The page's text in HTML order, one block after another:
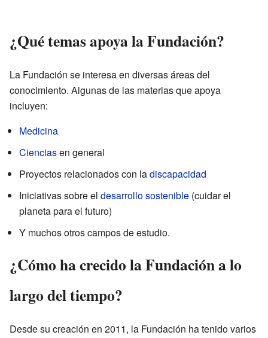
¿Qué temas apoya la Fundación?
La Fundación se interesa en diversas áreas del
conocimiento. Algunas de las materias que apoya
incluyen:
Medicina
Cienciasen general
Proyectos relacionados con ladiscapacidad
Iniciativas sobre el desarrollo sostenible (cuidar el
planeta para el futuro)
Y muchos otros campos de estudio.
¿Cómo ha crecido la Fundación a lo
largo del tiempo?
Desde su creación en 2011, la Fundación ha tenido varios